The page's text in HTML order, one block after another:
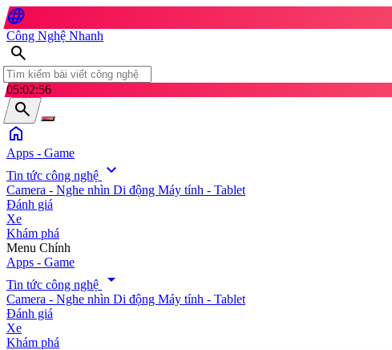
language
Công Nghệ Nhanh
search
05:02:58
search
home
Apps - Game
Tin tức công nghệ expand_more
Camera - Nghe nhìn Di động Máy tính - Tablet
Đánh giá
Xe
Khám phá
search
Menu Chính
Apps - Game
Tin tức công nghệ
arrow_drop_down
Camera - Nghe nhìn Di động Máy tính - Tablet
Đánh giá
Xe
Khám phá